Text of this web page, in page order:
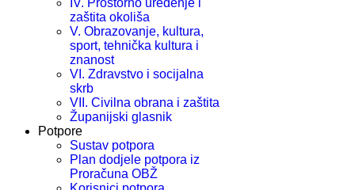
IV. Prostorno uređenje i
zaštita okoliša
V. Obrazovanje, kultura,
sport, tehnička kultura i
znanost
VI. Zdravstvo i socijalna
skrb
VII. Civilna obrana i zaštita
Županijski glasnik
Potpore
Sustav potpora
Plan dodjele potpora iz
Proračuna OBŽ